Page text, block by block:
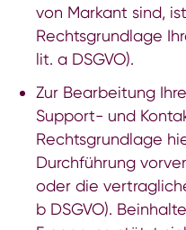
von Markant sind,
Rechtsgrundlage
lit. a DSGVO).
Zur Bearbeitung
Support- und
Rechtsgrundlage
Durchführung
oder die
b DSGVO).